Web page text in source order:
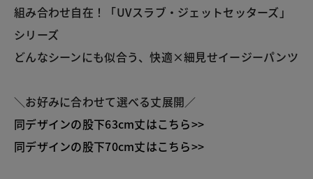
組み合わせ自在！「UVスラブ・ジェットセッターズ」
シリーズ
どんなシーンにも似合う、快適×細見せイージーパンツ
＼お好みに合わせて選べる丈展開／
同デザインの股下63cm丈はこちら>>
同デザインの股下70cm丈はこちら>>
LINE X メール